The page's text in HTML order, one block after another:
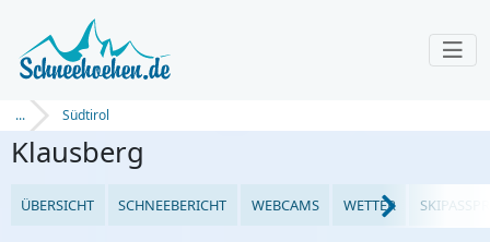
... Südtirol
Klausberg
ÜBERSICHT SCHNEEBERICHT WEBCAMS WETTER